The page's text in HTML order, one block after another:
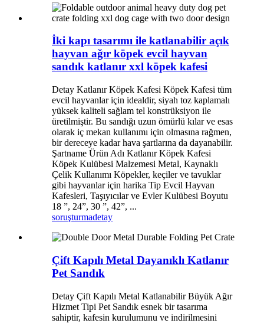
İki kapı tasarımı ile katlanabilir açık
hayvan ağır köpek evcil hayvan
sandık katlanır xxl köpek kafesi
Detay Katlanır Köpek Kafesi Köpek Kafesi tüm
evcil hayvanlar için idealdir, siyah toz kaplamalı
yüksek kaliteli sağlam tel konstrüksiyon ile
üretilmiştir. Bu sandığı uzun ömürlü kılar ve esas
olarak iç mekan kullanımı için olmasına rağmen,
bir dereceye kadar hava şartlarına da dayanabilir.
Şartname Ürün Adı Katlanır Köpek Kafesi
Köpek Kulübesi Malzemesi Metal, Kaynaklı
Çelik Kullanımı Köpekler, keçiler ve tavuklar
gibi hayvanlar için harika Tip Evcil Hayvan
Kafesleri, Taşıyıcılar ve Evler Kulübesi Boyutu
18 ”, 24”, 30 ”, 42”, ...
soruşturmadetay
Çift Kapılı Metal Dayanıklı Katlanır
Pet Sandık
Detay Çift Kapılı Metal Katlanabilir Büyük Ağır
Hizmet Tipi Pet Sandık esnek bir tasarıma
sahiptir, kafesin kurulumunu ve indirilmesini